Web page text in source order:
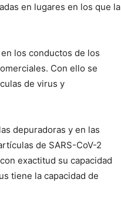
en lugares en los que la
los conductos de los
Con ello se
de virus y
depuradoras y en las
de SARS-CoV-2
exactitud su capacidad
tiene la capacidad de